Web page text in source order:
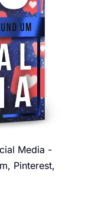
Media -
Pinterest,